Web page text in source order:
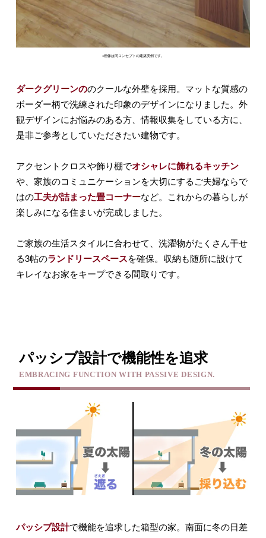
※画像は同コンセプトの建築実例です。
ダークグリーンののクールな外壁を採用。マットな質感の
ボーダー柄で洗練された印象のデザインになりました。外
観デザインにお悩みのある方、情報収集をしている方に、
是非ご参考としていただきたい建物です。
アクセントクロスや飾り棚でオシャレに飾れるキッチン
や、家族のコミュニケーションを大切にするご夫婦ならで
はの工夫が詰まった畳コーナーなど。これからの暮らしが
楽しみになる住まいが完成しました。
ご家族の生活スタイルに合わせて、洗濯物がたくさん干せ
る3帖のランドリースペースを確保。収納も随所に設けて
キレイなお家をキープできる間取りです。
パッシブ設計で機能性を追求
EMBRACING FUNCTION WITH PASSIVE DESIGN.
パッシブ設計で機能を追求した箱型の家。南面に冬の日差